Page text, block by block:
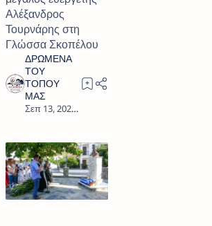
Αλέξανδρος
Τουρνάρης στη
Γλώσσα Σκοπέλου